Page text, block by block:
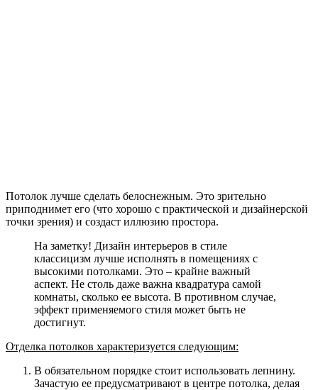
Потолок лучше сделать белоснежным. Это зрительно
приподнимет его (что хорошо с практической и дизайнерской
точки зрения) и создаст иллюзию простора.
На заметку! Дизайн интерьеров в стиле
классицизм лучше исполнять в помещениях с
высокими потолками. Это – крайне важный
аспект. Не столь даже важна квадратура самой
комнаты, сколько ее высота. В противном случае,
эффект применяемого стиля может быть не
достигнут.
Отделка потолков характеризуется следующим:
В обязательном порядке стоит использовать лепнину.
Зачастую ее предусматривают в центре потолка, делая